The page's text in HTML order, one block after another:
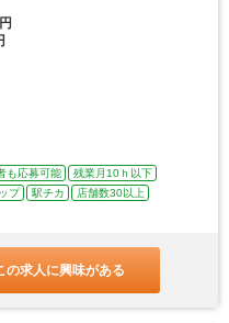
も応募可能
残業月10ｈ以下
プ 駅チカ
店舗数30以上
の求人に興味がある